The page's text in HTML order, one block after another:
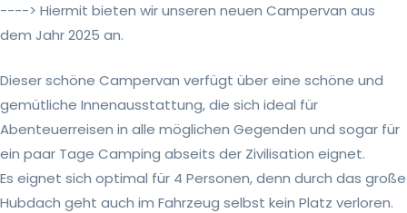
----> Hiermit bieten wir unseren neuen Campervan aus
dem Jahr 2025 an.
Dieser schöne Campervan verfügt über eine schöne und
gemütliche Innenausstattung, die sich ideal für
Abenteuerreisen in alle möglichen Gegenden und sogar für
ein paar Tage Camping abseits der Zivilisation eignet.
Es eignet sich optimal für 4 Personen, denn durch das große
Hubdach geht auch im Fahrzeug selbst kein Platz verloren.